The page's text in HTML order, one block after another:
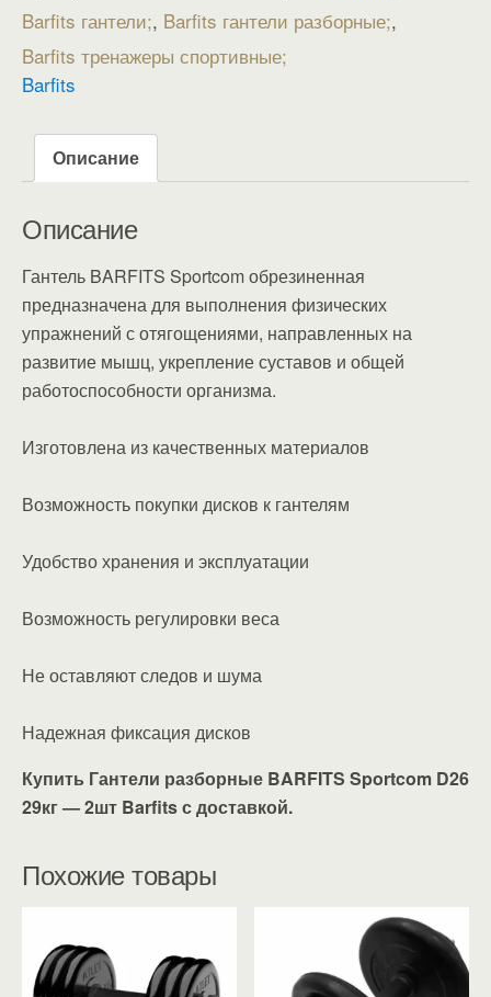
Barfits гантели , Barfits гантели разборные ,
Barfits тренажеры спортивные
Barfits
Описание
Описание
Гантель BARFITS Sportcom обрезиненная
предназначена для выполнения физических
упражнений с отягощениями, направленных на
развитие мышц, укрепление суставов и общей
работоспособности организма.
Изготовлена из качественных материалов
Возможность покупки дисков к гантелям
Удобство хранения и эксплуатации
Возможность регулировки веса
Не оставляют следов и шума
Надежная фиксация дисков
Купить Гантели разборные BARFITS Sportcom D26
29кг — 2шт Barfits с доставкой.
Похожие товары